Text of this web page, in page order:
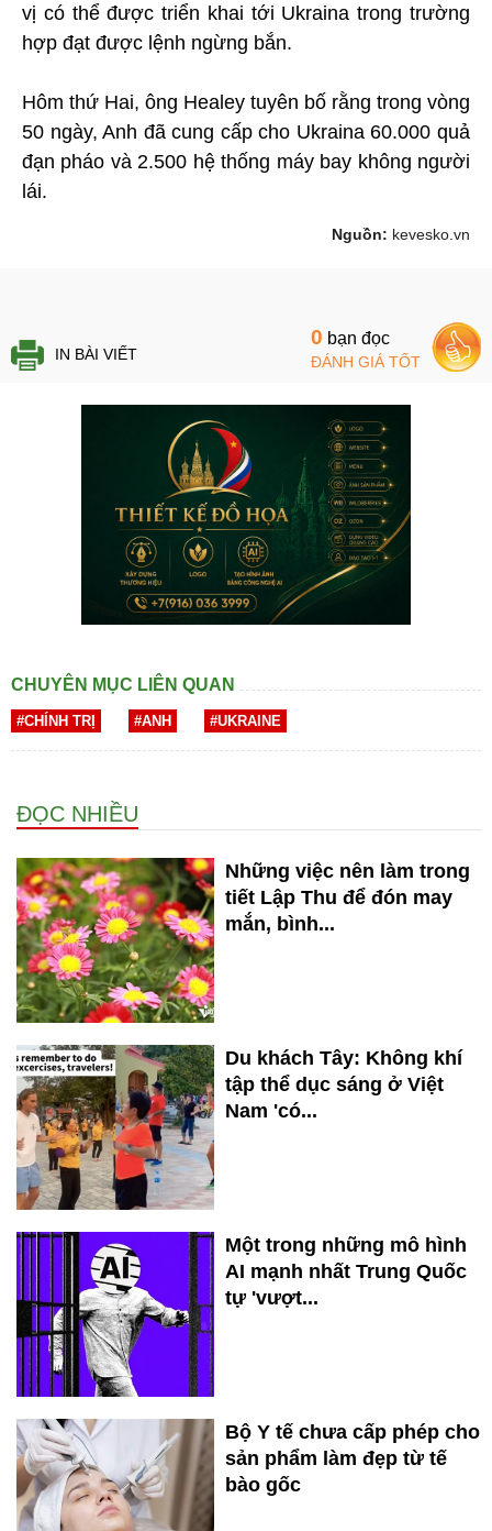
vị có thể được triển khai tới Ukraina trong trường
hợp đạt được lệnh ngừng bắn.
Hôm thứ Hai, ông Healey tuyên bố rằng trong vòng
50 ngày, Anh đã cung cấp cho Ukraina 60.000 quả
đạn pháo và 2.500 hệ thống máy bay không người
lái.
Nguồn: kevesko.vn
IN BÀI VIẾT
0 bạn đọc
ĐÁNH GIÁ TỐT
CHUYÊN MỤC LIÊN QUAN
#CHÍNH TRỊ #ANH #UKRAINE
ĐỌC NHIỀU
Những việc nên làm trong
tiết Lập Thu để đón may
mắn, bình...
Du khách Tây: Không khí
tập thể dục sáng ở Việt
Nam 'có...
Một trong những mô hình
AI mạnh nhất Trung Quốc
tự 'vượt...
Bộ Y tế chưa cấp phép cho
sản phẩm làm đẹp từ tế
bào gốc